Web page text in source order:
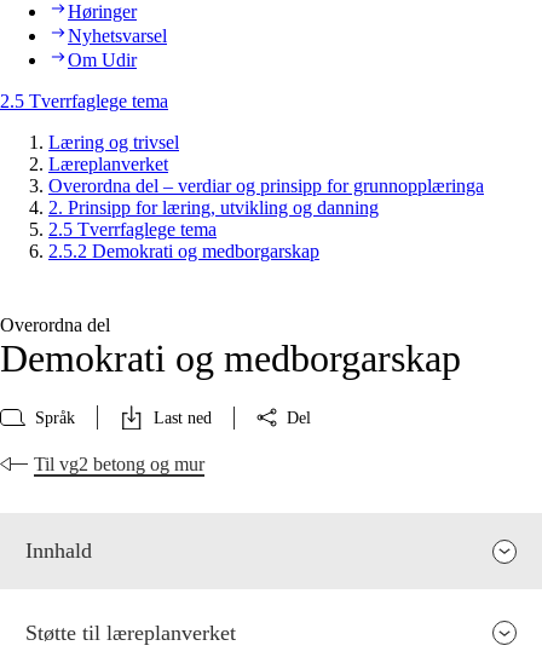
Høringer
Nyhetsvarsel
Om Udir
2.5 Tverrfaglege tema
Læring og trivsel
Læreplanverket
Overordna del – verdiar og prinsipp for grunnopplæringa
2. Prinsipp for læring, utvikling og danning
2.5 Tverrfaglege tema
2.5.2 Demokrati og medborgarskap
Overordna del
Demokrati og medborgarskap
Språk Last ned Del
Til vg2 betong og mur
Innhald
Støtte til læreplanverket